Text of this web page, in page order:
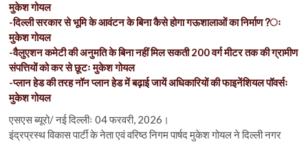
मुकेश गोयल
-दिल्ली सरकार से भूमि के आवंटन के बिना कैसे होगा गऊशालाओं का निर्माण?ः
मुकेश गोयल
-वैलुएशन कमेटी की अनुमति के बिना नहीं मिल सकती 200 वर्ग मीटर तक की ग्रामीण
संपत्तियों को कर से छूटः मुकेश गोयल
-प्लान हेड की तरह नॉन प्लान हेड में बढ़ाई जायें अधिकारियों की फाइनेंशियल पॉवर्सः
मुकेश गोयल
एसएस ब्यूरो/ नई दिल्लीः 04 फरवरी, 2026।
इंद्रप्रस्थ विकास पार्टी के नेता एवं वरिष्ठ निगम पार्षद मुकेश गोयल ने दिल्ली नगर